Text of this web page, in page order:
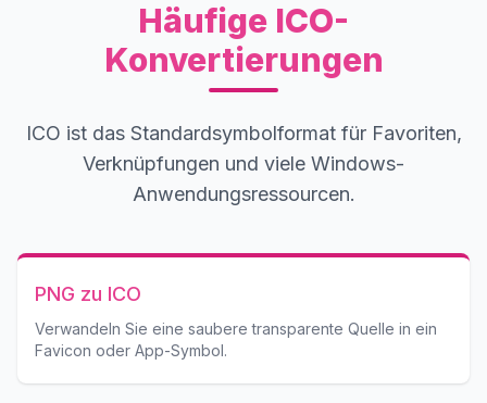
Häufige ICO-
Konvertierungen
ICO ist das Standardsymbolformat für Favoriten,
Verknüpfungen und viele Windows-
Anwendungsressourcen.
PNG zu ICO
Verwandeln Sie eine saubere transparente Quelle in ein
Favicon oder App-Symbol.